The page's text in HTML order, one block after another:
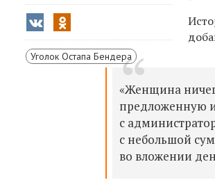
Уголок Остапа Бендера
«Женщина
предложенную
с
с небольшой
во вложении